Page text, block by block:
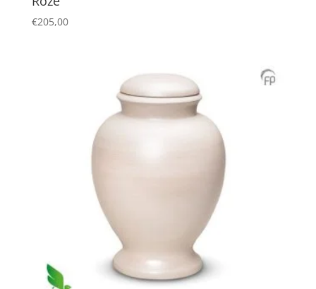
€205,00